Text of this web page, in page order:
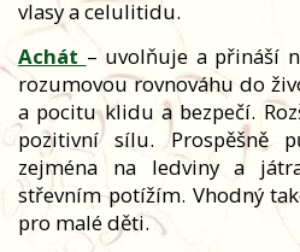
vlasy a celulitidu.
Achát – uvolňuje a přináší
rozumovou rovnováhu do
a pocitu klidu a bezpečí.
pozitivní sílu. Prospěšně
zejména na ledviny a
střevním potížím. Vhodný
pro malé děti.